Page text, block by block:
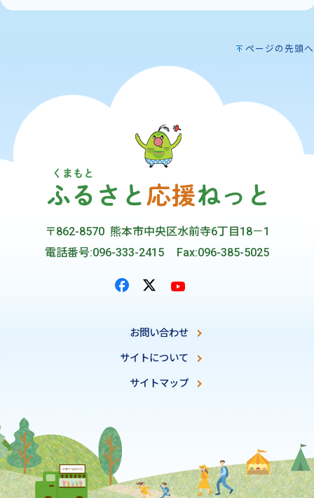
ページの先頭へ
〒862-8570 熊本市中央区水前寺6丁目18－1
電話番号:096-333-2415
Fax:096-385-5025
お問い合わせ
サイトについて
サイトマップ